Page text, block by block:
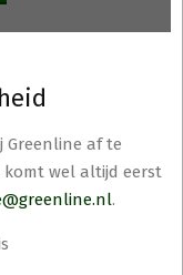
Greenline af te
wel altijd eerst
.